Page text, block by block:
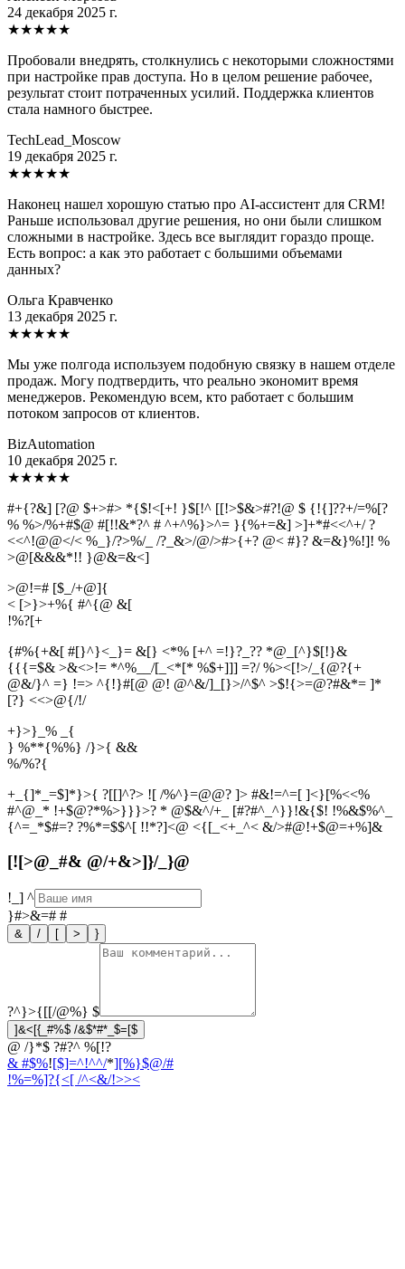
24 декабря 2025 г.
★★★★★
Пробовали внедрять, столкнулись с некоторыми сложностями
при настройке прав доступа. Но в целом решение рабочее,
результат стоит потраченных усилий. Поддержка клиентов
стала намного быстрее.
TechLead_Moscow
19 декабря 2025 г.
★★★★★
Наконец нашел хорошую статью про AI-ассистент для CRM!
Раньше использовал другие решения, но они были слишком
сложными в настройке. Здесь все выглядит гораздо проще.
Есть вопрос: а как это работает с большими объемами
данных?
Ольга Кравченко
13 декабря 2025 г.
★★★★★
Мы уже полгода используем подобную связку в нашем отделе
продаж. Могу подтвердить, что реально экономит время
менеджеров. Рекомендую всем, кто работает с большим
потоком запросов от клиентов.
BizAutomation
10 декабря 2025 г.
★★★★★
#+{?&] [?@ $+>#> *{$!<[+! }$[!^ [[!>$&>#?!@ $ {!{]??+/=%[?
% %>/%+#$@ #[!!&*?^ # ^+^%}>^= }{%+=&] >]+*#<<^+/ ?
<<^!@@</< %_}/?>%/_ /?_&>/@/>#>{+? @< #}? &=&}%!]! %
>@[&&&*!! }@&=&<]
>@!=# [$_/+@]{
< [>}>+%{ #^{@ &[
!%?[+
{#%{+&[ #[}^}<_}= &[} <*% [+^ =!}?_?? *@_[^}$[!}&
{{{=$& >&<>!= *^%__/[_<*[* %$+]]] =?/ %><[!>/_{@?{+
@&/}^ =} !=> ^{!}#[@ @! @^&/]_[}>/^$^ >$!{>=@?#&*= ]*
[?} <<>@{/!/
+}>}_% _{
} %**{%%} /}>{ &&
%/%?{
+_{]*_=$]*}>{ ?[[]^?> ![ /%^}=@@? ]> #&!=^=[ ]<}[%<<%
#^@_* !+$@?*%>}}}>? * @$&^/+_ [#?#^_^}}!&{$! !%&$%^_
{^=_*$#=? ?%*=$$^[ !!*?]<@ <{[_<+_^< &/>#@!+$@=+%]&
[![>@_#& @/+&>]}/_}@
!_] ^
}#>&=# #
& / [ > }
?^}>{[[/@%} $
]&<[{_#%$ /&$*#*_$=[$
@ /}*$ ?#?^ %[!?
& #$%![$]=^!^^/*][%}$@/#
!%=%]?{<[ /^<&/!>><